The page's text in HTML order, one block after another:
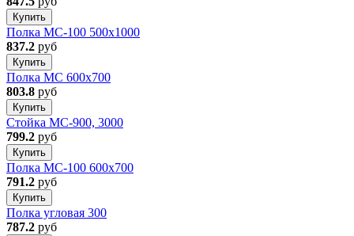
Купить
Полка МС-100 500x1000
837.2 руб
Купить
Полка МС 600x700
803.8 руб
Купить
Стойка МС-900, 3000
799.2 руб
Купить
Полка МС-100 600x700
791.2 руб
Купить
Полка угловая 300
787.2 руб